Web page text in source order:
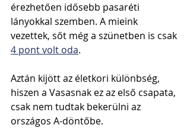
érezhetően idősebb pasaréti
lányokkal szemben. A mieink
vezettek, sőt még a szünetben is csak
4 pont volt oda.
Aztán kijött az életkori különbség,
hiszen a Vasasnak ez az első csapata,
csak nem tudtak bekerülni az
országos A-döntőbe.